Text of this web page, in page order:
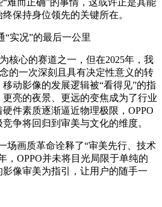
难而正确”的事情，这或许正是其能
保持身位领先的关键所在。
“实况”的最后一公里
核心的赛道之一，但在2025年，我
的一次深刻且具有决定性意义的转
动影像的发展逻辑被“看得见”的指
亮的夜景、更远的变焦成为了行业
件素质逐渐逼近物理极限，OPPO
争将回归到审美与文化的维度。
场画质革命诠释了“审美先行、技术
，OPPO并未将目光局限于单纯的
像审美为指引，让用户的随手一